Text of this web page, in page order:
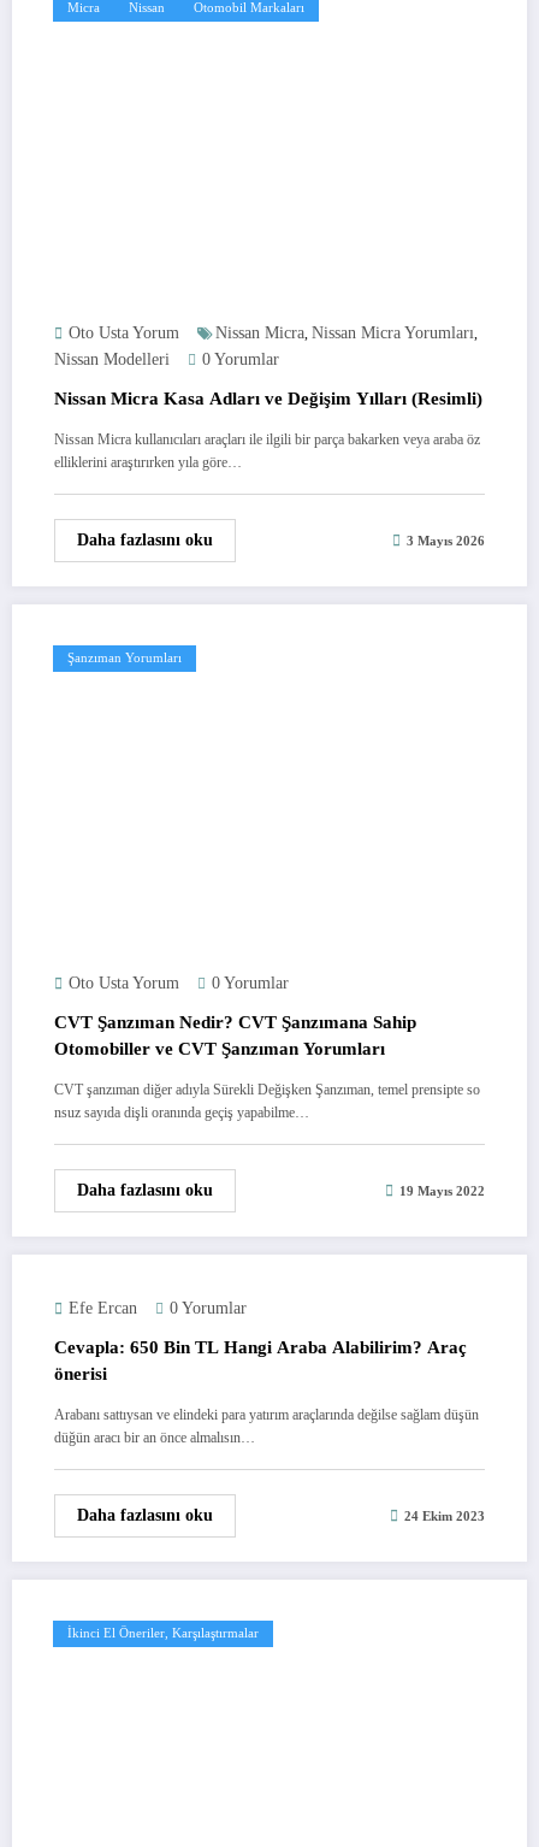
Micra Nissan Otomobil Markaları
Oto Usta Yorum Nissan Micra, Nissan Micra Yorumları,
Nissan Modelleri 0 Yorumlar
Nissan Micra Kasa Adları ve Değişim Yılları (Resimli)
Nissan Micra kullanıcıları araçları ile ilgili bir parça bakarken veya araba öz
elliklerini araştırırken yıla göre…
Daha fazlasını oku 3 Mayıs 2026
Şanzıman Yorumları
Oto Usta Yorum 0 Yorumlar
CVT Şanzıman Nedir? CVT Şanzımana Sahip
Otomobiller ve CVT Şanzıman Yorumları
CVT şanzıman diğer adıyla Sürekli Değişken Şanzıman, temel prensipte so
nsuz sayıda dişli oranında geçiş yapabilme…
Daha fazlasını oku 19 Mayıs 2022
Efe Ercan 0 Yorumlar
Cevapla: 650 Bin TL Hangi Araba Alabilirim? Araç
önerisi
Arabanı sattıysan ve elindeki para yatırım araçlarında değilse sağlam düşün
düğün aracı bir an önce almalısın…
Daha fazlasını oku 24 Ekim 2023
İkinci El Öneriler, Karşılaştırmalar